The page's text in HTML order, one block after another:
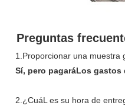
Preguntas
1.Proporcionar una muestra
Sí, pero pagaráLos gastos
2.¿CuáL es su hora de